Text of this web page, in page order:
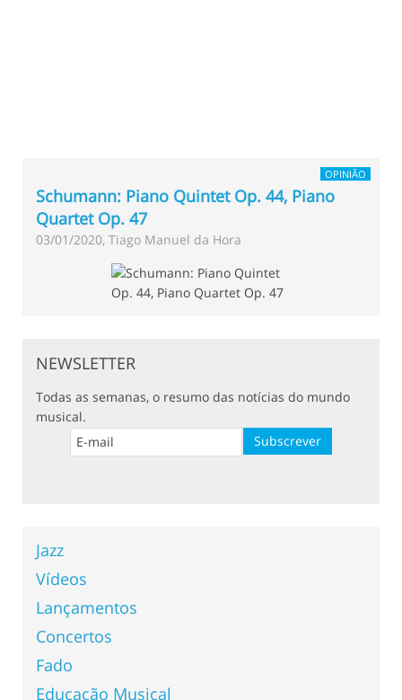
OPINIÃO
Schumann: Piano Quintet Op. 44, Piano
Quartet Op. 47
03/01/2020, Tiago Manuel da Hora
NEWSLETTER
Todas as semanas, o resumo das notícias do mundo
musical.
Jazz
Vídeos
Lançamentos
Concertos
Fado
Educação Musical